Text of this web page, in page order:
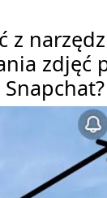
z
zdjęć
Snapchat?